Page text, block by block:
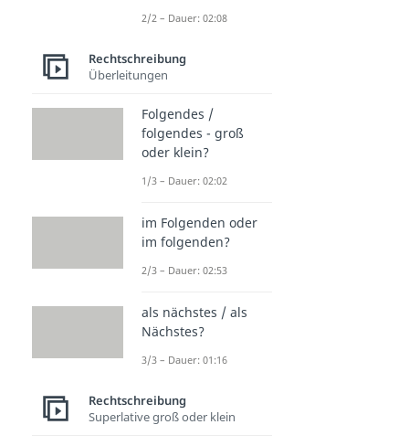
2/2 – Dauer: 02:08
Rechtschreibung
Überleitungen
Folgendes /
folgendes - groß
oder klein?
1/3 – Dauer: 02:02
im Folgenden oder
im folgenden?
2/3 – Dauer: 02:53
als nächstes / als
Nächstes?
3/3 – Dauer: 01:16
Rechtschreibung
Superlative groß oder klein